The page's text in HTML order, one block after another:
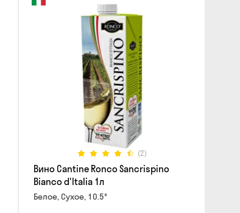
(2)
Вино Cantine Ronco Sancrispino
Bianco d'Italia 1л
Белое, Сухое, 10.5°